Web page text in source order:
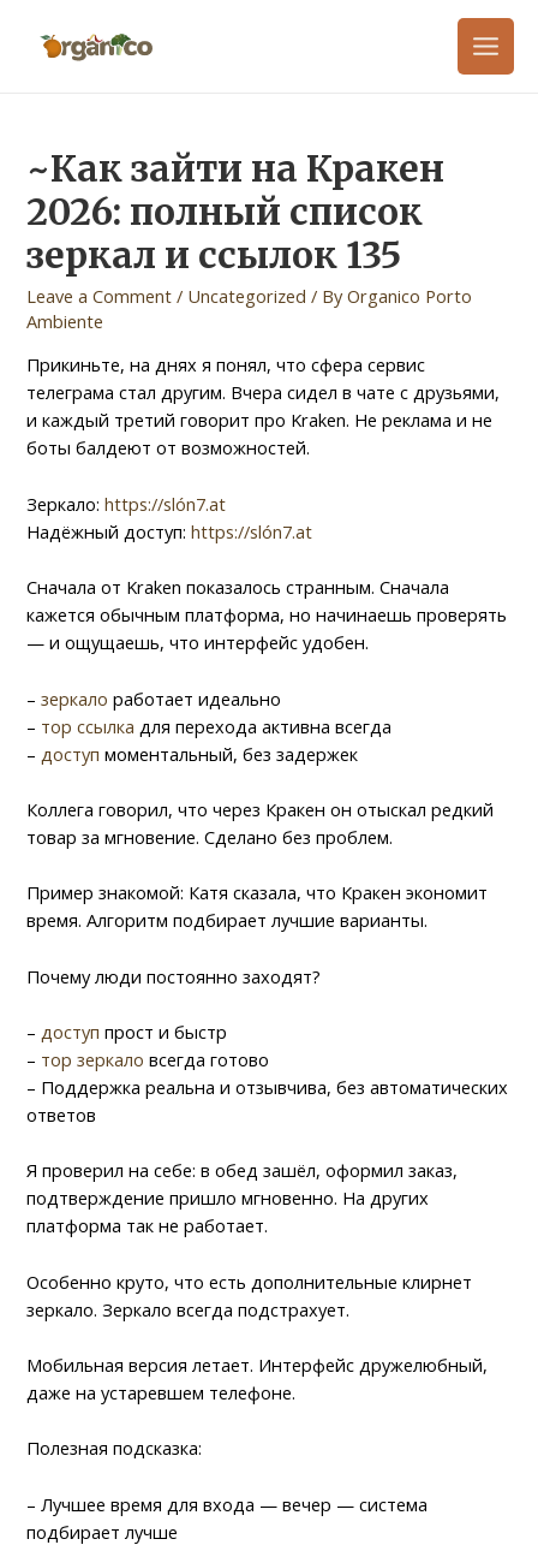
~Как зайти на Кракен
2026: полный список
зеркал и ссылок 135
Leave a Comment / Uncategorized / ByOrganico Porto
Ambiente
Прикиньте, на днях я понял, что сфера сервис
телеграма стал другим. Вчера сидел в чате с друзьями,
и каждый третий говорит про Kraken. Не реклама и не
боты балдеют от возможностей.
Зеркало:https://slón7.at
Надёжный доступ:https://slón7.at
Сначала от Kraken показалось странным. Сначала
кажется обычным платформа, но начинаешь проверять
— и ощущаешь, что интерфейс удобен.
–зеркало работает идеально
– тор ссылка для перехода активна всегда
– доступ моментальный, без задержек
Коллега говорил, что через Кракен он отыскал редкий
товар за мгновение. Сделано без проблем.
Пример знакомой: Катя сказала, что Кракен экономит
время. Алгоритм подбирает лучшие варианты.
Почему люди постоянно заходят?
– доступ прост и быстр
– тор зеркало всегда готово
– Поддержка реальна и отзывчива, без автоматических
ответов
Я проверил на себе: в обед зашёл, оформил заказ,
подтверждение пришло мгновенно. На других
платформа так не работает.
Особенно круто, что есть дополнительные клирнет
зеркало. Зеркало всегда подстрахует.
Мобильная версия летает. Интерфейс дружелюбный,
даже на устаревшем телефоне.
Полезная подсказка:
– Лучшее время для входа — вечер — система
подбирает лучше